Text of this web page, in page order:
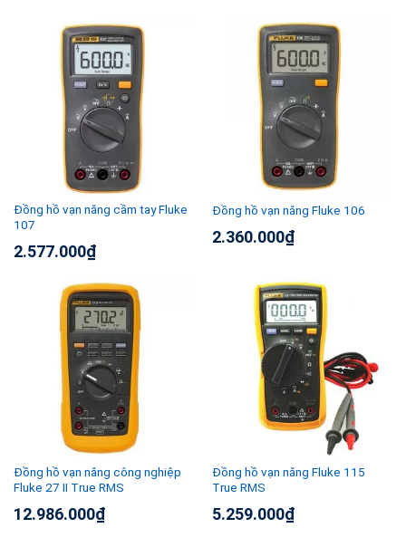
Đồng hồ vạn năng cầm tay Fluke
107
2.577.000₫
Đồng hồ vạn năng Fluke 106
2.360.000₫
Đồng hồ vạn năng công nghiệp
Fluke 27 II True RMS
12.986.000₫
Đồng hồ vạn năng Fluke 115
True RMS
5.259.000₫